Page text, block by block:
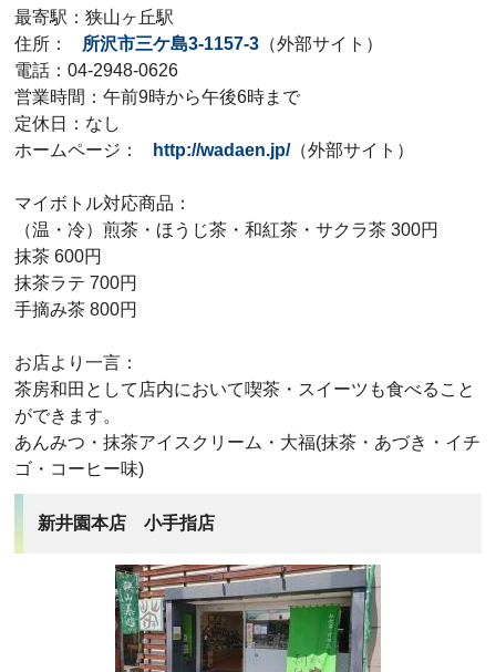
最寄駅：狭山ヶ丘駅
住所：
所沢市三ケ島3-1157-3 （外部サイト）
電話：04-2948-0626
営業時間：午前9時から午後6時まで
定休日：なし
ホームページ：
http://wadaen.jp/（外部サイト）
マイボトル対応商品：
（温・冷）煎茶・ほうじ茶・和紅茶・サクラ茶 300円
抹茶 600円
抹茶ラテ 700円
手摘み茶 800円
お店より一言：
茶房和田として店内において喫茶・スイーツも食べること
ができます。
あんみつ・抹茶アイスクリーム・大福(抹茶・あづき・イチ
ゴ・コーヒー味)
新井園本店 小手指店